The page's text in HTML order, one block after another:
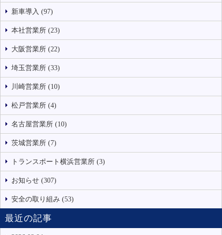
新車導入 (97)
本社営業所 (23)
大阪営業所 (22)
埼玉営業所 (33)
川崎営業所 (10)
松戸営業所 (4)
名古屋営業所 (10)
茨城営業所 (7)
トランスポート横浜営業所 (3)
お知らせ (307)
安全の取り組み (53)
最近の記事